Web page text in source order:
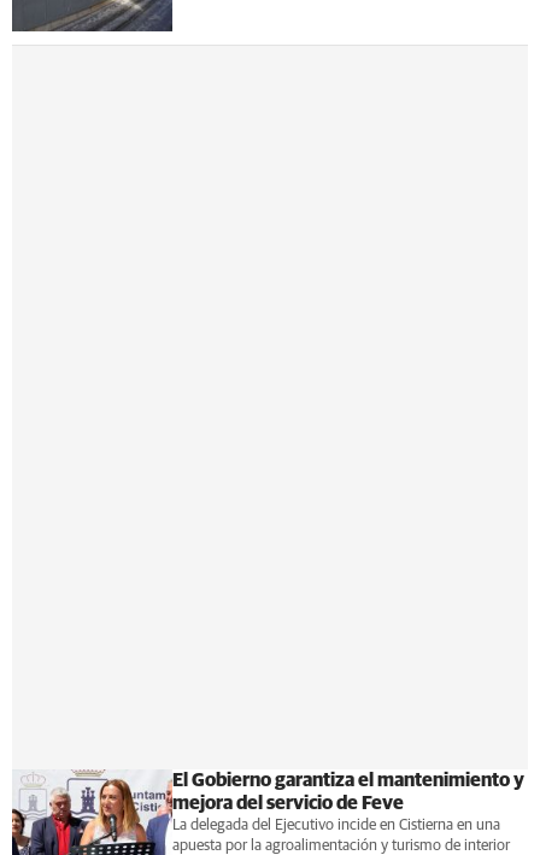
El Gobierno garantiza el mantenimiento y
mejora del servicio de Feve
La delegada del Ejecutivo incide en Cistierna en una
apuesta por la agroalimentación y turismo de interior